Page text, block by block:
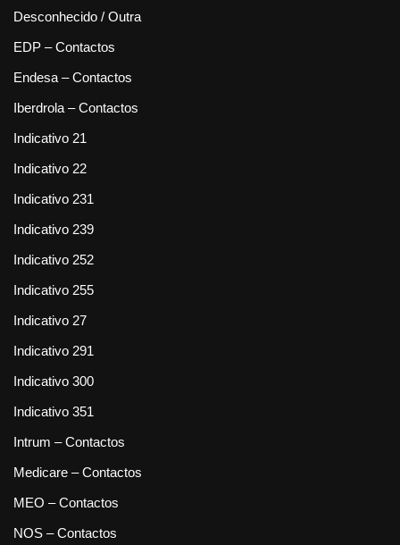
Desconhecido / Outra
EDP – Contactos
Endesa – Contactos
Iberdrola – Contactos
Indicativo 21
Indicativo 22
Indicativo 231
Indicativo 239
Indicativo 252
Indicativo 255
Indicativo 27
Indicativo 291
Indicativo 300
Indicativo 351
Intrum – Contactos
Medicare – Contactos
MEO – Contactos
NOS – Contactos